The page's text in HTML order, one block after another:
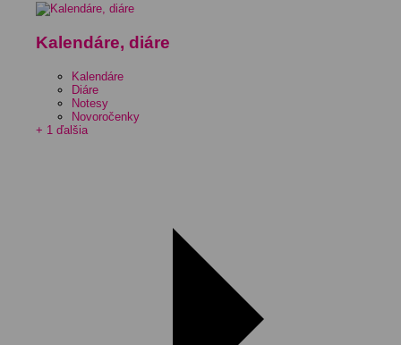
Kalendáre, diáre
Kalendáre
Diáre
Notesy
Novoročenky
+ 1 ďalšia